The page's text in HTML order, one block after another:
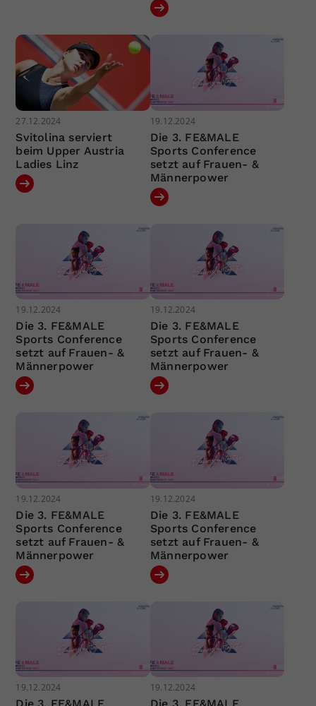
27.12.2024
Svitolina serviert
beim Upper Austria
Ladies Linz
19.12.2024
Die 3. FE&MALE
Sports Conference
setzt auf Frauen- &
Männerpower
19.12.2024
Die 3. FE&MALE
Sports Conference
setzt auf Frauen- &
Männerpower
19.12.2024
Die 3. FE&MALE
Sports Conference
setzt auf Frauen- &
Männerpower
19.12.2024
Die 3. FE&MALE
Sports Conference
setzt auf Frauen- &
Männerpower
19.12.2024
Die 3. FE&MALE
Sports Conference
setzt auf Frauen- &
Männerpower
19.12.2024 19.12.2024